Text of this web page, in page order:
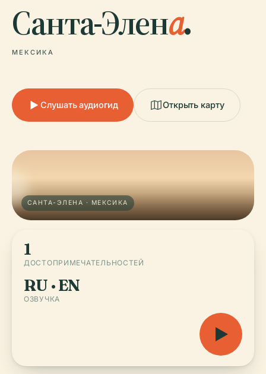
Санта-Элена.
МЕКСИКА
Слушать аудиогид Открыть карту
САНТА-ЭЛЕНА · МЕКСИКА
1
ДОСТОПРИМЕЧАТЕЛЬНОСТЕЙ
RU · EN
ОЗВУЧКА